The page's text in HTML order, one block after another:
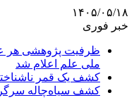
۱۴۰۵/۰۵/۱۸
خبر فوری
ظرفیت پژوهشی هر
ملی علم اعلام شد
کشف یک قمر
کشف سیاه‌چاله